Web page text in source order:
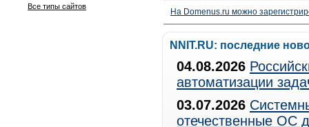
Все типы сайтов
На Domenus.ru можно
NNIT.RU: последние
04.08.2026
автоматизации
03.07.2026
отечественные ОС